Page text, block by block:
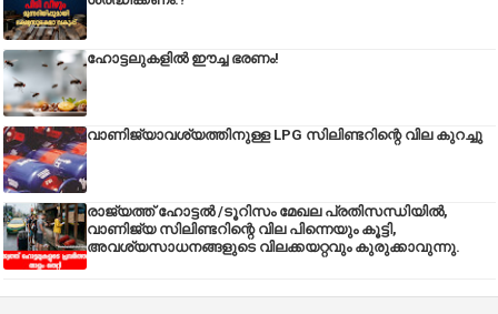
ഹോട്ടലുകളിൽ ഈച്ച ഭരണം!
വാണിജ്യാവശ്യത്തിനുള്ള LPG സിലിണ്ടറിന്റെ വില കുറച്ചു
രാജ്യത്ത് ഹോട്ടൽ /ടൂറിസം മേഖല പ്രതിസന്ധിയിൽ,
വാണിജ്യ സിലിണ്ടറിന്റെ വില പിന്നെയും കൂട്ടി,
അവശ്യസാധനങ്ങളുടെ വിലക്കയറ്റവും കുരുക്കാവുന്നു.